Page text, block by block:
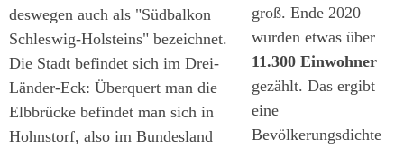
deswegen auch als "Südbalkon
Schleswig-Holsteins" bezeichnet.
Die Stadt befindet sich im Drei-
Länder-Eck: Überquert man die
Elbbrücke befindet man sich in
Hohnstorf, also im Bundesland
groß. Ende 2020
wurden etwas über
11.300 Einwohner
gezählt. Das ergibt
eine
Bevölkerungsdichte